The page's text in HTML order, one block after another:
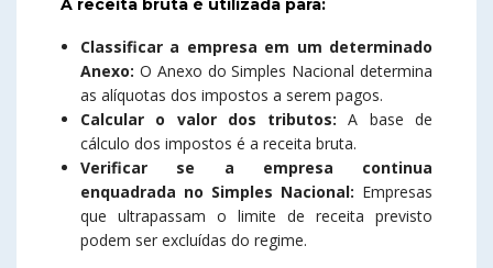
A receita bruta é utilizada para:
Classificar a empresa em um determinado
Anexo: O Anexo do Simples Nacional determina
as alíquotas dos impostos a serem pagos.
Calcular o valor dos tributos: A base de
cálculo dos impostos é a receita bruta.
Verificar se a empresa continua
enquadrada no Simples Nacional: Empresas
que ultrapassam o limite de receita previsto
podem ser excluídas do regime.